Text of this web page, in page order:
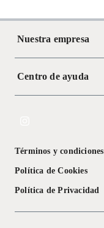
Nuestra empresa
Acerca de Crate
Centro de ayuda
Textos Legales
Términos y condiciones
Política de Cookies
Política de Privacidad